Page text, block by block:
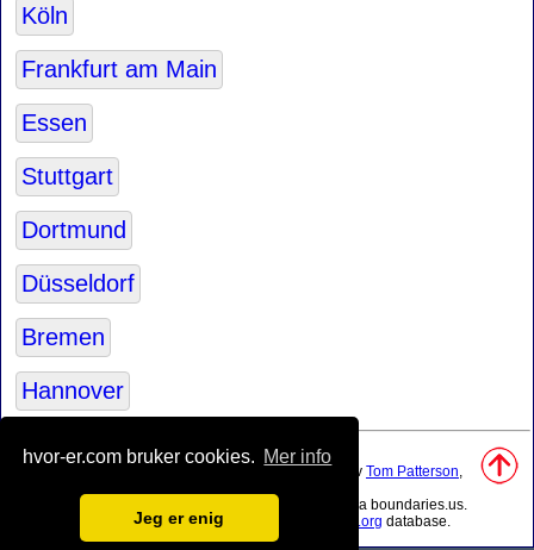
hvor-er.com bruker cookies. Mer info
Jeg er enig
Köln
Frankfurt am Main
Essen
Stuttgart
Dortmund
Düsseldorf
Bremen
Hannover
Kilder:
• Basis av brukt naturlig verdenskartet ble opprettet av Tom Patterson,
ble trukket ved hjelp av data fra boundaries.us.
• Geografisk posisjon: bearbeidet fra
www.geonames.org database.